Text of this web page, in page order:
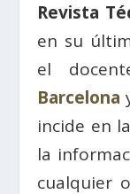
Revista
en su
el
Barcelona
incide en
la
cualquier